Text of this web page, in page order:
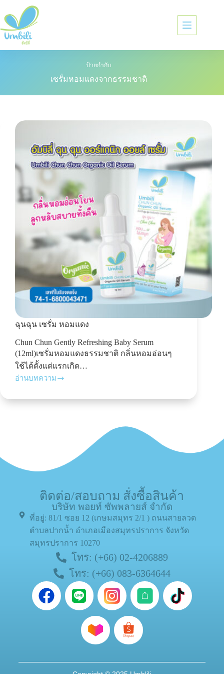
ป้ายกำกับ
เซรั่มหอมแดงจากธรรมชาติ
ฉุนฉุน เซรั่ม หอมแดง
Chun Chun Gently Refreshing Baby Serum
(12ml)เซรั่มหอมแดงธรรมชาติ กลิ่นหอมอ่อนๆ
ใช้ได้ตั้งแต่แรกเกิด…
อ่านบทความ
ติดต่อ/สอบถาม สั่งซื้อสินค้า
บริษัท พอยท์ ซัพพลายส์ จำกัด
ที่อยู่: 81/1 ซอย 12 (เกษมสมุทร 2/1 ) ถนนสายลวด
ตำบลปากน้ำ อำเภอเมืองสมุทรปราการ จังหวัด
สมุทรปราการ 10270
โทร: (+66) 02-4206889
โทร: (+66) 083-6364644